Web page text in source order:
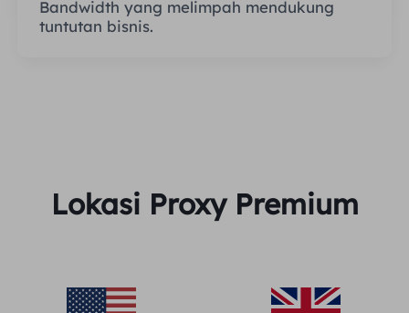
Bandwidth yang melimpah mendukung
tuntutan bisnis.
Lokasi Proxy Premium